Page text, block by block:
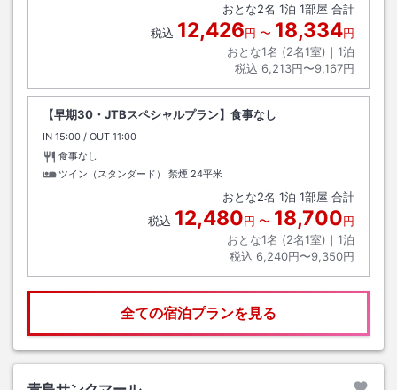
おとな2名 1泊 1部屋 合計
税込 12,426円 〜 18,334円
おとな1名 (2名1室)｜ 1泊
税込 6,213円〜9,167円
【早期30・JTBスペシャルプラン】食事なし
IN チェックイン
15:00 / OUT チェックアウト
11:00
食事なし
ツイン（スタンダード） 禁煙 24平米
おとな2名 1泊 1部屋 合計
税込 12,480円 〜 18,700円
おとな1名 (2名1室)｜ 1泊
税込 6,240円〜9,350円
全ての宿泊プランを見る